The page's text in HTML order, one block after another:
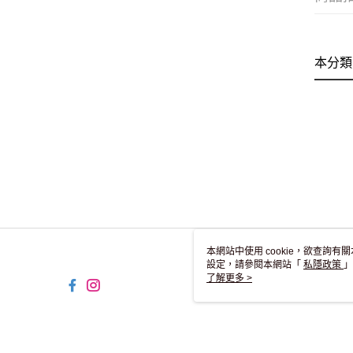
本分
本網站中使用 cookie，欲查詢有
設定，請參閱本網站「 私隱政策
用 cookie。
了解更多 >